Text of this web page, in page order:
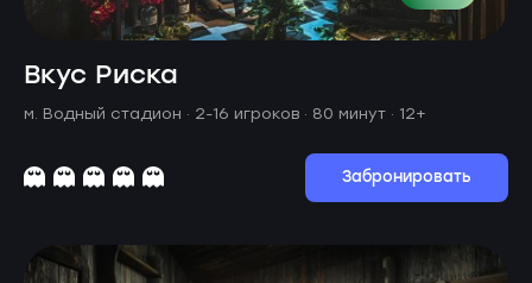
Вкус Риска
м. Водный стадион · 2-16 игроков · 80 минут · 12+
Забронировать